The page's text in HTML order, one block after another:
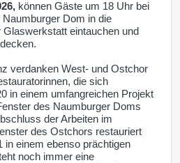
können Gäste um 18 Uhr bei
Dom in die
eintauchen und
verdanken West- und Ostchor
die sich
in einem umfangreichen Projekt
des Naumburger Doms
der Arbeiten im
des Ostchors restauriert
in einem ebenso prächtigen
noch immer eine